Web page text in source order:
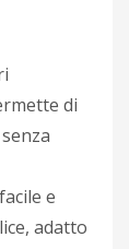
di
e
adatto